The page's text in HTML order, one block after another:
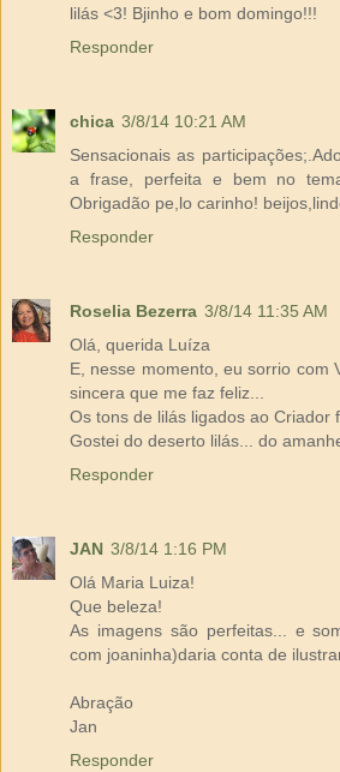
lilás <3! Bjinho e bom domingo!!!
Responder
chica 3/8/14 10:21 AM
Sensacionais as
a frase, perfeita e bem no
Obrigadão pe,lo carinho!
Responder
Roselia Bezerra 3/8/14 11:35 AM
Olá, querida Luíza
E, nesse momento, eu sorrio com
sincera que me faz feliz...
Os tons de lilás ligados ao Criador
Gostei do deserto lilás... do
Responder
JAN 3/8/14 1:16 PM
Olá Maria Luiza!
Que beleza!
As imagens são perfeitas... e
com joaninha)daria conta de
Abração
Jan
Responder